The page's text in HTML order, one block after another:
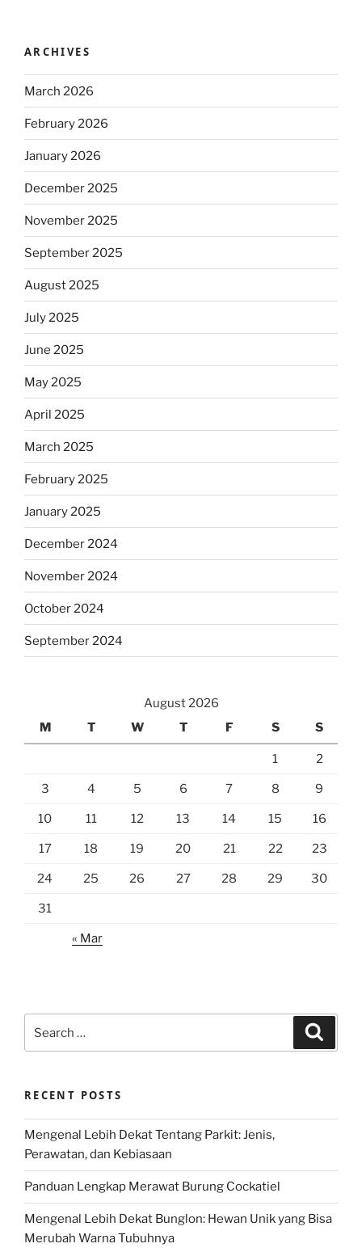
ARCHIVES
March 2026
February 2026
January 2026
December 2025
November 2025
September 2025
August 2025
July 2025
June 2025
May 2025
April 2025
March 2025
February 2025
January 2025
December 2024
November 2024
October 2024
September 2024
August 2026
M
T W T F S S
1 2
3 4 5 6 7 8 9
10 11 12 13 14 15 16
17 18 19 20 21 22 23
24 25 26 27 28 29 30
31
« Mar
for:
RECENT POSTS
Mengenal Lebih Dekat Tentang Parkit: Jenis,
Perawatan, dan Kebiasaan
Panduan Lengkap Merawat Burung Cockatiel
Mengenal Lebih Dekat Bunglon: Hewan Unik yang Bisa
Merubah Warna Tubuhnya